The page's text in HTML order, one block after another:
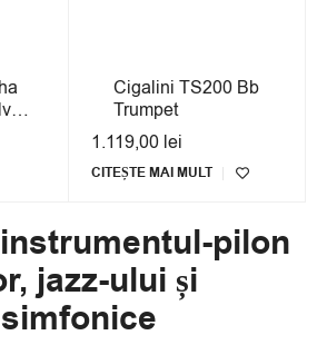
Cigalini TS200 Bb
Trumpet
1.119,00 lei
CITEȘTE MAI MULT
pilon
jazz-ului și